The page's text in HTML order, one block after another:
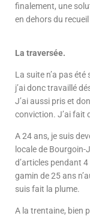
finalement, une
en dehors du
La traversée.
La suite n’a pas
j’ai donc travaillé
J’ai aussi pris et
conviction. J’ai fait
A 24 ans, je suis
locale de Bourgoin-
d’articles pendant
gamin de 25 ans
suis fait la plume.
A la trentaine, bien